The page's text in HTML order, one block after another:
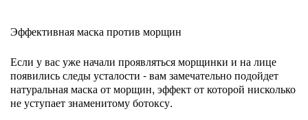
Эффективная маска против морщин
Если у вас уже начали проявляться морщинки и на лице
появились следы усталости - вам замечательно подойдет
натуральная маска от морщин, эффект от которой нисколько
не уступает знаменитому ботоксу.